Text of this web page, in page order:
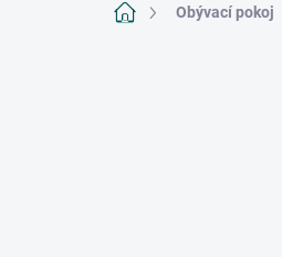
Domů Obývací pokoj